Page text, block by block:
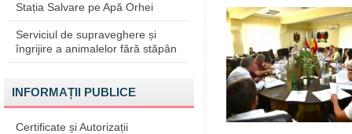
Stația Salvare pe Apă Orhei
Serviciul de supraveghere și
îngrijire a animalelor fără stăpân
INFORMAȚII PUBLICE
Certificate și Autorizații